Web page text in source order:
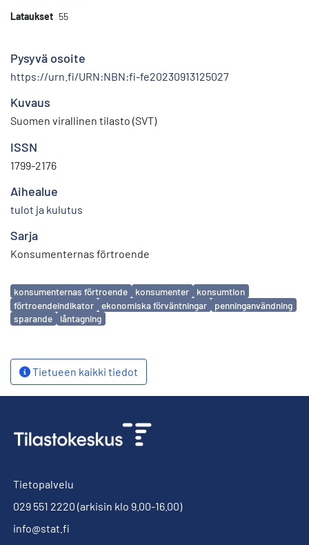
Lataukset 55
Pysyvä osoite
https://urn.fi/URN:NBN:fi-fe20230913125027
Kuvaus
Suomen virallinen tilasto (SVT)
ISSN
1799-2176
Aihealue
tulot ja kulutus
Sarja
Konsumenternas förtroende
Avainsanat
konsumenternas förtroende konsumenter
konsumtion
förtroendeindikator
ekonomiska förväntningar
penninganvändning
sparande
låntagning
Tietueen kaikki tiedot
Tietopalvelu
029 551 2220 (arkisin klo 9.00-16.00)
info@stat.fi